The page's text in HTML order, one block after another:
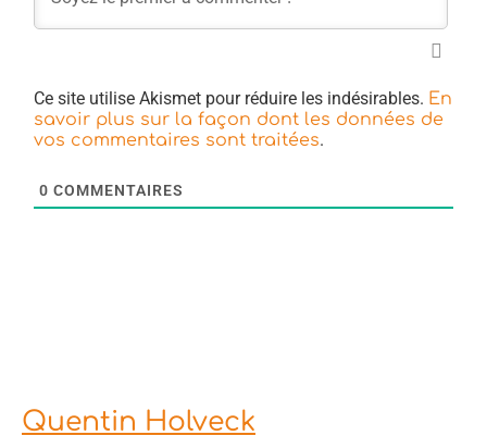
Ce site utilise Akismet pour réduire les indésirables. En
savoir plus sur la façon dont les données de
vos commentaires sont traitées.
0 COMMENTAIRES
Quentin Holveck